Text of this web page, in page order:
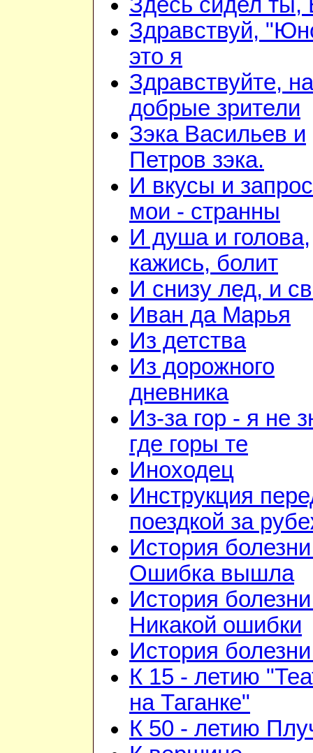
Здесь сидел ты,
Здравствуй,
это я
Здравствуйте,
добрые зрители
Зэка Васильев и
Петров зэка.
И вкусы и
мои - странны
И душа и голова,
кажись, болит
И снизу лед, и
Иван да Марья
Из детства
Из дорожного
дневника
Из-за гор - я не
где горы те
Иноходец
Инструкция
поездкой за
История
Ошибка вышла
История
Никакой ошибки
История
К 15 - летию
на Таганке"
К 50 - летию